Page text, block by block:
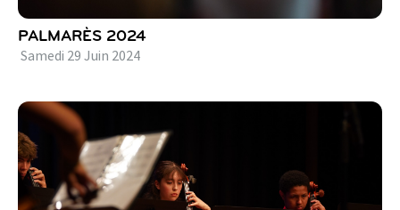
PALMARÈS 2024
Samedi 29 Juin 2024